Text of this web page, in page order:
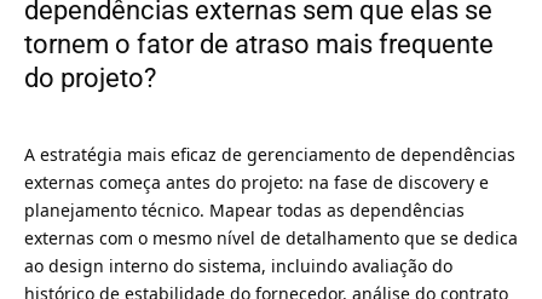
dependências externas sem que elas se
tornem o fator de atraso mais frequente
do projeto?
A estratégia mais eficaz de gerenciamento de dependências
externas começa antes do projeto: na fase de discovery e
planejamento técnico. Mapear todas as dependências
externas com o mesmo nível de detalhamento que se dedica
ao design interno do sistema, incluindo avaliação do
histórico de estabilidade do fornecedor, análise do contrato